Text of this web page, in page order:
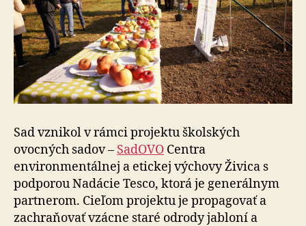
Sad vznikol v rámci projektu školských
ovocných sadov – SadOVO Centra
environmentálnej a etickej výchovy Živica s
podporou Nadácie Tesco, ktorá je generálnym
partnerom. Cieľom projektu je propagovať a
zachraňovať vzácne staré odrody jabloní a